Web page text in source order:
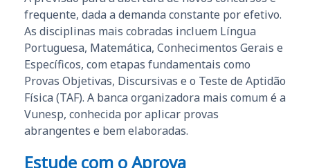
frequente, dada a demanda constante por efetivo.
As disciplinas mais cobradas incluem Língua
Portuguesa, Matemática, Conhecimentos Gerais e
Específicos, com etapas fundamentais como
Provas Objetivas, Discursivas e o Teste de Aptidão
Física (TAF). A banca organizadora mais comum é a
Vunesp, conhecida por aplicar provas
abrangentes e bem elaboradas.
Estude com o Aprova